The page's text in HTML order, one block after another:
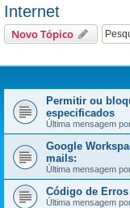
Internet
Novo Tópico
Permitir ou
especificados
Última mensagem
Google
mails:
Última mensagem
Código de Erros
Última mensagem